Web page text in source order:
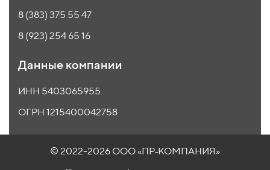
8 (383) 375 55 47
8 (923) 254 65 16
Данные компании
ИНН 5403065955
ОГРН 1215400042758
© 2022-2026 ООО «ПР‑КОМПАНИЯ»